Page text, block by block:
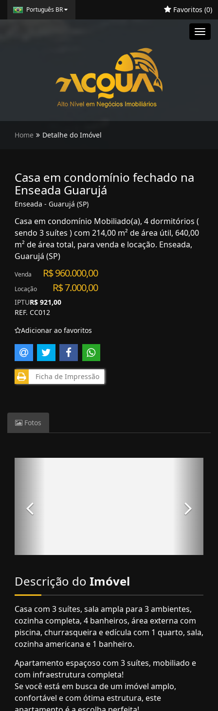
Português BR Favoritos (0)
Home Detalhe do Imóvel
Casa em condomínio fechado na
Enseada Guarujá
Enseada - Guarujá (SP)
Casa em condomínio Mobiliado(a), 4 dormitórios (
sendo 3 suítes ) com 214,00 m² de área útil, 640,00
m² de área total, para venda e locação. Enseada,
Guarujá (SP)
Venda R$ 960.000,00
Locação R$ 7.000,00
IPTUR$ 921,00
REF. CC012
Adicionar ao favoritos
Ficha de Impressão
Fotos
Descrição do Imóvel
Casa com 3 suítes, sala ampla para 3 ambientes,
cozinha completa, 4 banheiros, área externa com
piscina, churrasqueira e edícula com 1 quarto, sala,
cozinha americana e 1 banheiro.
Apartamento espaçoso com 3 suítes, mobiliado e
com infraestrutura completa!
Se você está em busca de um imóvel amplo,
confortável e com ótima estrutura, este